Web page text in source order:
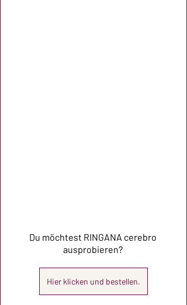
Du möchtest RINGANA cerebro
ausprobieren?
Hier klicken und bestellen.